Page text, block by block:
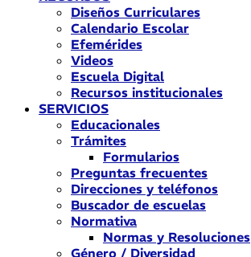
Diseños Curriculares
Calendario Escolar
Efemérides
Videos
Escuela Digital
Recursos institucionales
SERVICIOS
Educacionales
Trámites
Formularios
Preguntas frecuentes
Direcciones y teléfonos
Buscador de escuelas
Normativa
Normas y Resoluciones
Género / Diversidad